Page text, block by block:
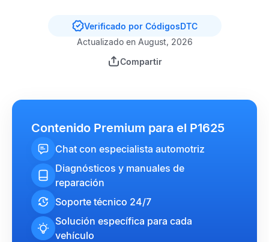
Verificado por CódigosDTC
Actualizado en August, 2026
Compartir
Contenido Premium para el P1625
Chat con especialista automotriz
Diagnósticos y manuales de
reparación
Soporte técnico 24/7
Solución específica para cada
vehículo